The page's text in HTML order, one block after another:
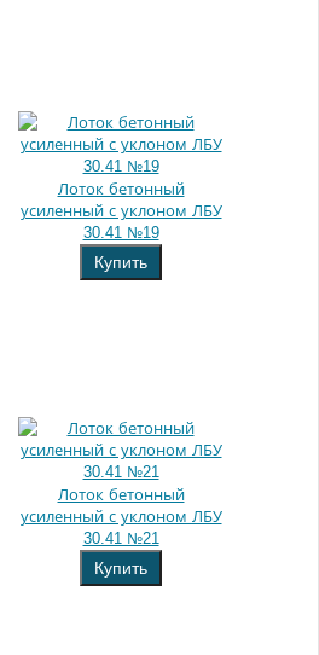
Лоток бетонный
усиленный с уклоном ЛБУ
30.41 №19
Купить
Лоток бетонный
усиленный с уклоном ЛБУ
30.41 №21
Купить